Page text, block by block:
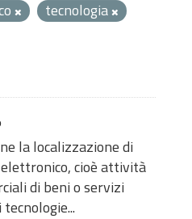
tecnologia
la localizzazione di
cioè attività
di beni o servizi